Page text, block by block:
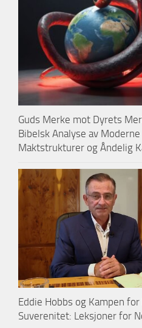
Guds Merke mot Dyrets
Bibelsk Analyse av Moderne
Maktstrukturer og Åndelig
Eddie Hobbs og Kampen for
Suverenitet: Leksjoner for